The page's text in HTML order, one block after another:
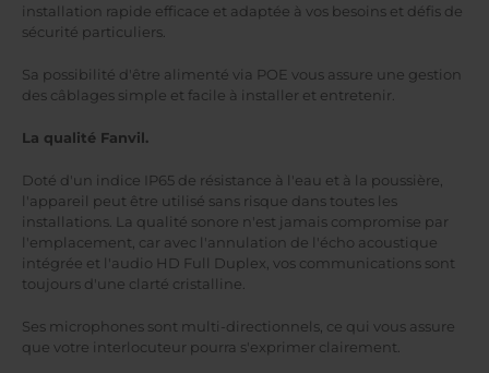
installation rapide efficace et adaptée à vos besoins et défis de
sécurité particuliers.
Sa possibilité d'être alimenté via POE vous assure une gestion
des câblages simple et facile à installer et entretenir.
La qualité Fanvil.
Doté d'un indice IP65 de résistance à l'eau et à la poussière,
l'appareil peut être utilisé sans risque dans toutes les
installations. La qualité sonore n'est jamais compromise par
l'emplacement, car avec l'annulation de l'écho acoustique
intégrée et l'audio HD Full Duplex, vos communications sont
toujours d'une clarté cristalline.
Ses microphones sont multi-directionnels, ce qui vous assure
que votre interlocuteur pourra s'exprimer clairement.